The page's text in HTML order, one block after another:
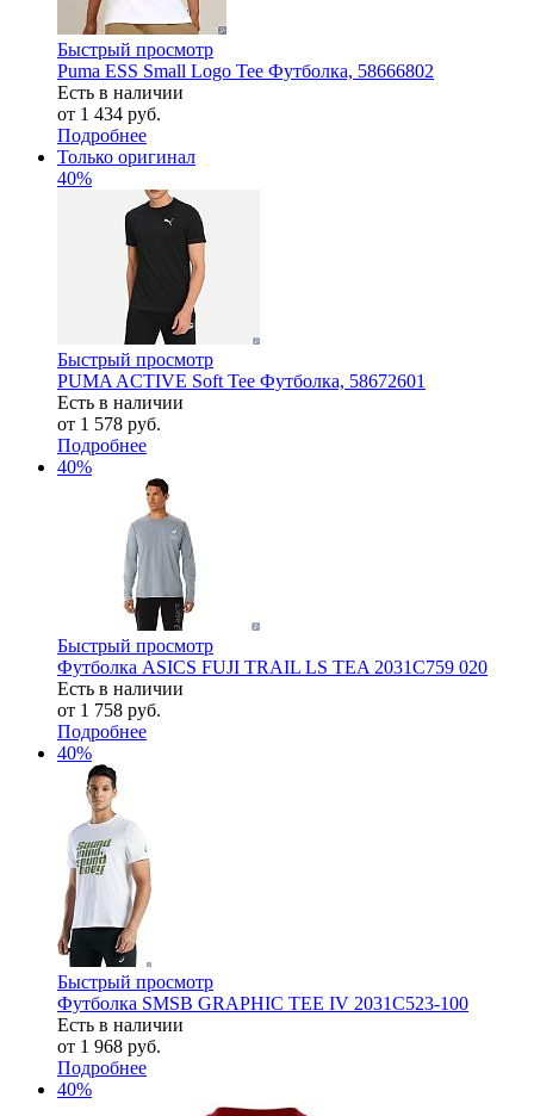
Быстрый просмотр
Puma ESS Small Logo Tee Футболка, 58666802
Есть в наличии
от 1 434 руб.
Подробнее
Только оригинал
40%
Быстрый просмотр
PUMA ACTIVE Soft Tee Футболка, 58672601
Есть в наличии
от 1 578 руб.
Подробнее
40%
Быстрый просмотр
Футболка ASICS FUJI TRAIL LS TEA 2031C759 020
Есть в наличии
от 1 758 руб.
Подробнее
40%
Быстрый просмотр
Футболка SMSB GRAPHIC TEE IV 2031C523-100
Есть в наличии
от 1 968 руб.
Подробнее
40%